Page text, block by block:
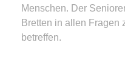
Menschen. Der
Bretten in allen Fragen
betreffen.